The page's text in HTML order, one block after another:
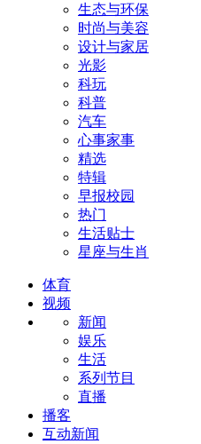
生态与环保
时尚与美容
设计与家居
光影
科玩
科普
汽车
心事家事
精选
特辑
早报校园
热门
生活贴士
星座与生肖
体育
视频
新闻
娱乐
生活
系列节目
直播
播客
互动新闻